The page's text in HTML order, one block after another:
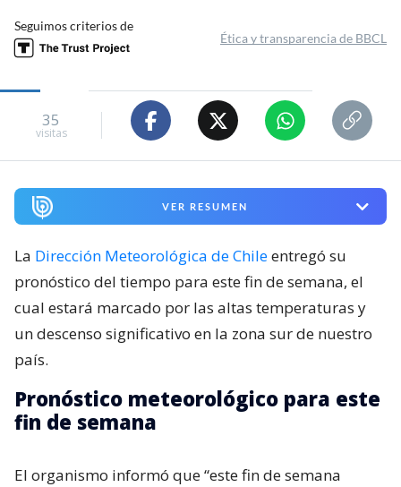
Seguimos criterios de
Ética y transparencia de BBCL
35
visitas
VER RESUMEN
La Dirección Meteorológica de Chileentregó su
pronóstico del tiempo para este fin de semana, el
cual estará marcado por las altas temperaturas y
un descenso significativo en la zona sur de nuestro
país.
Pronóstico meteorológico para este
fin de semana
El organismo informó que “este fin de semana